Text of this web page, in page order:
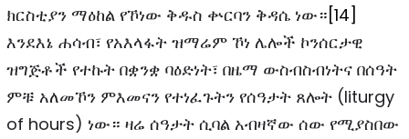
ክርስቲያን ማዕከል የኾነው ቅዱስ ቍርባን ቅዳሴ ነው።[14]
እንደእኔ ሐሳብ፣ የአእላፋት ዝማሬም ኾነ ሌሎች ኮንሰርታዊ
ዝግጅቶች የተኩት በቋንቋ ባዕድነት፣ በዜማ ውስብስብነትና በሰዓት
ምቹ አለመኾን ምእመናን የተነፈጉትን የሰዓታት ጸሎት (liturgy
of hours) ነው። ዛሬ ሰዓታት ሲባል አብዛኛው ሰው የሚያስበው